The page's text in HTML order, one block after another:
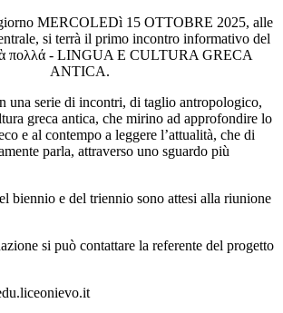
MERCOLEDì 15 OTTOBRE 2025, alle
si terrà il primo incontro informativo del
πολλά - LINGUA E CULTURA GRECA
ANTICA.
una serie di incontri, di taglio antropologico,
greca antica, che mirino ad approfondire lo
e al contempo a leggere l’attualità, che di
parla, attraverso uno sguardo più
biennio e del triennio sono attesi alla riunione
si può contattare la referente del progetto